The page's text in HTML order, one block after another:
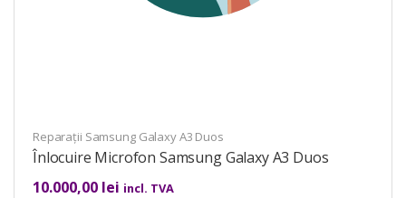
Reparații Samsung Galaxy A3 Duos
Înlocuire Microfon Samsung Galaxy A3 Duos
10.000,00 lei incl. TVA